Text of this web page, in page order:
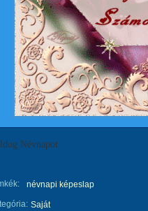
Névnapot
névnapi képeslap
Saját